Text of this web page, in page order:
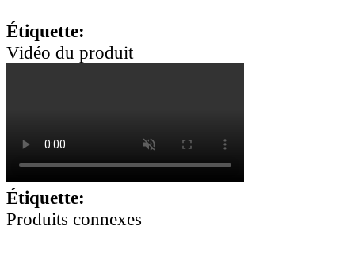
Étiquette:
Vidéo du produit
Étiquette:
Produits connexes